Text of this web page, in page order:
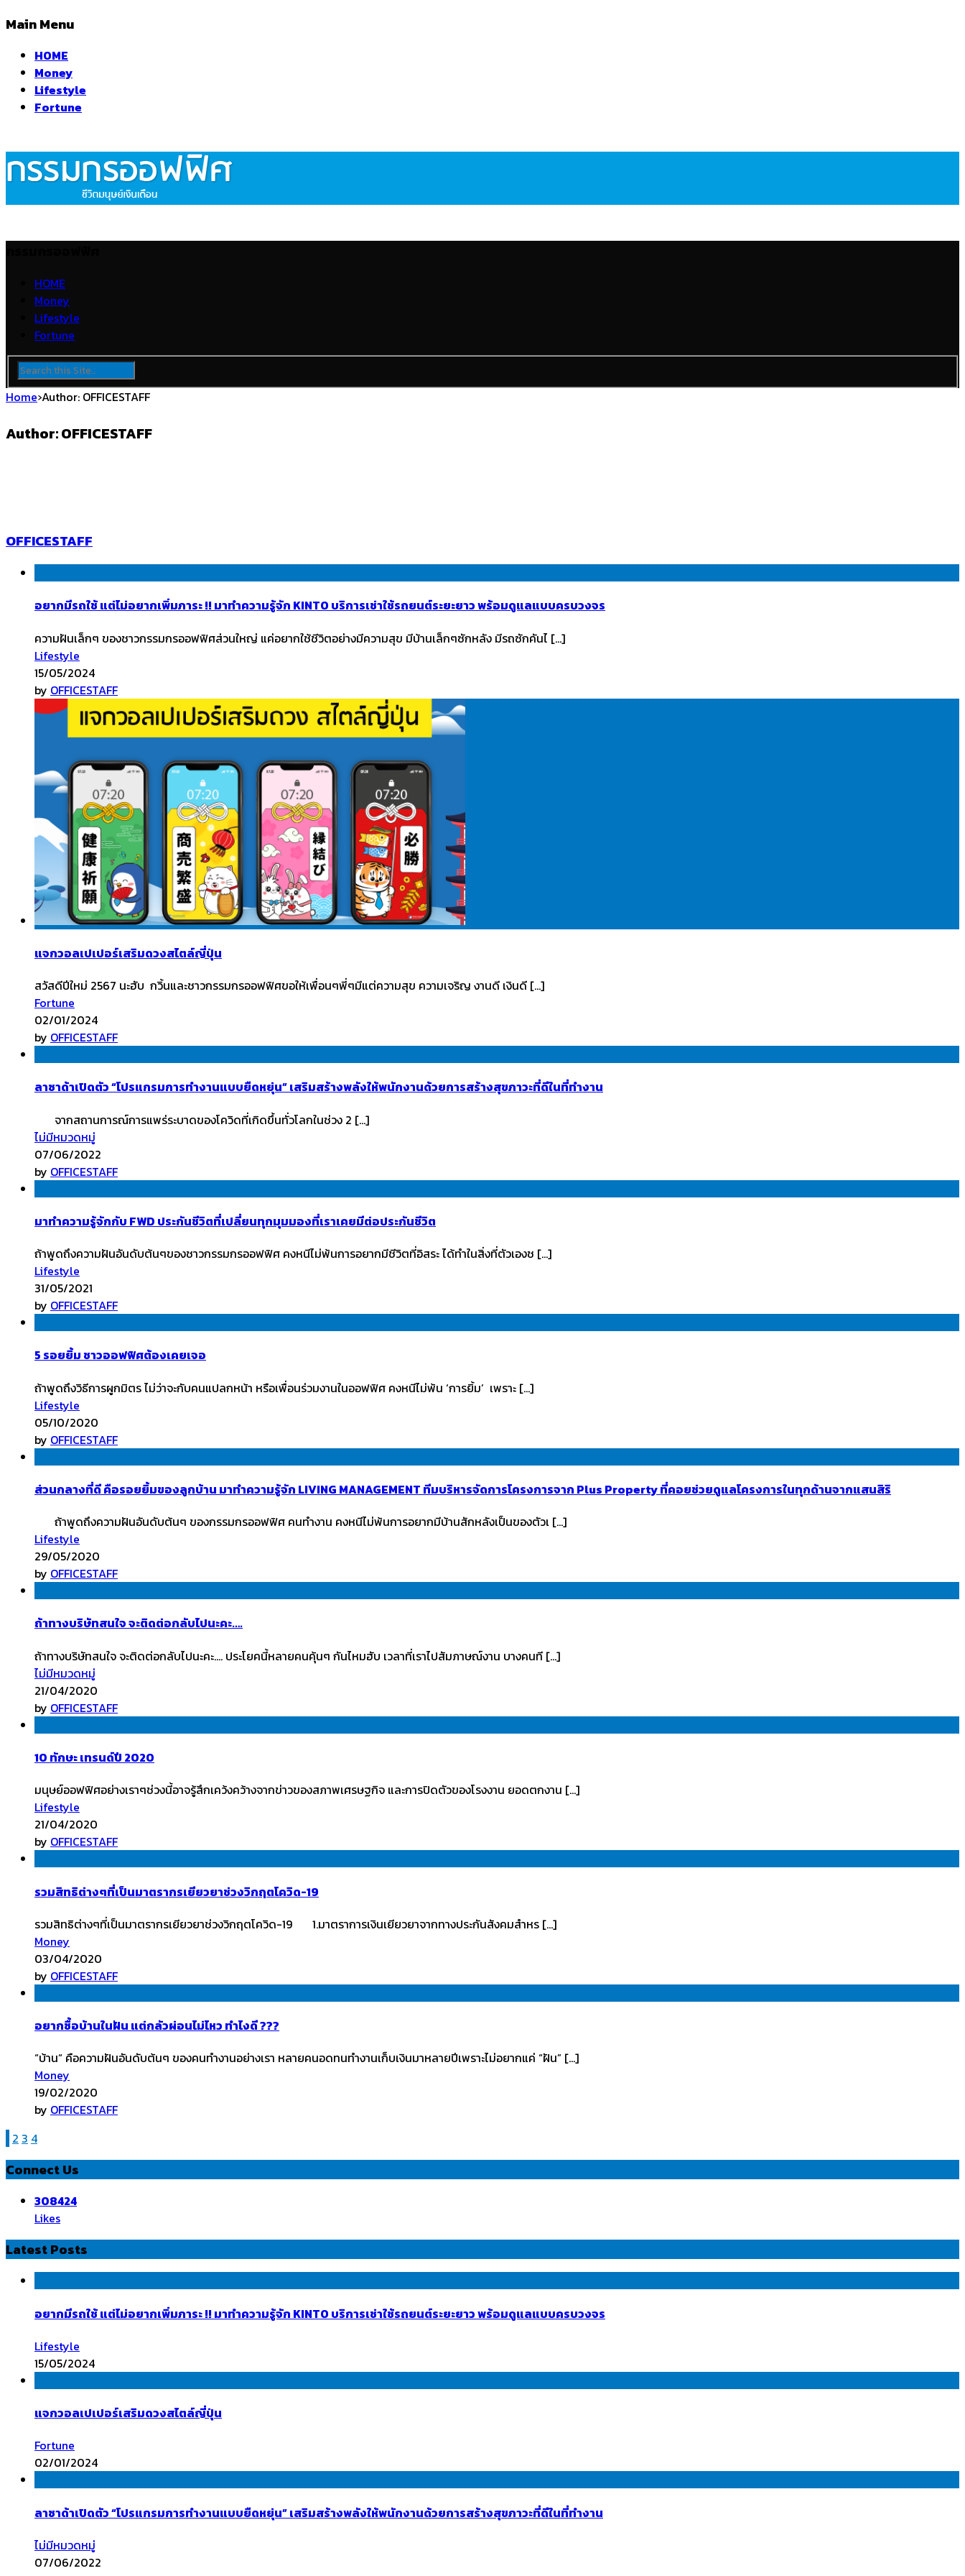
Main Menu
HOME
Money
Lifestyle
Fortune
HOME
Money
Lifestyle
Fortune
Home›Author: OFFICESTAFF
Author: OFFICESTAFF
OFFICESTAFF
อยากมีรถใช้ แต่ไม่อยากเพิ่มภาระ !! มาทำความรู้จัก KINTO บริการเช่าใช้รถยนต์ระยะยาว พร้อมดูแลแบบครบวงจร
ความฝันเล็กๆ ของชาวกรรมกรออฟฟิศส่วนใหญ่ แค่อยากใช้ชีวิตอย่างมีความสุข มีบ้านเล็กๆซักหลัง มีรถซักคันไ […]
Lifestyle
15/05/2024
by OFFICESTAFF
แจกวอลเปเปอร์เสริมดวงสไตล์ญี่ปุ่น
สวัสดีปีใหม่ 2567 นะฮับ กวิ้นและชาวกรรมกรออฟฟิศขอให้เพื่อนๆพี่ๆมีแต่ความสุข ความเจริญ งานดี เงินดี […]
Fortune
02/01/2024
by OFFICESTAFF
ลาซาด้าเปิดตัว “โปรแกรมการทำงานแบบยืดหยุ่น” เสริมสร้างพลังให้พนักงานด้วยการสร้างสุขภาวะที่ดีในที่ทำงาน
จากสถานการณ์การแพร่ระบาดของโควิดที่เกิดขึ้นทั่วโลกในช่วง 2 […]
ไม่มีหมวดหมู่
07/06/2022
by OFFICESTAFF
มาทำความรู้จักกับ FWD ประกันชีวิตที่เปลี่ยนทุกมุมมองที่เราเคยมีต่อประกันชีวิต
ถ้าพูดถึงความฝันอันดับต้นๆของชาวกรรมกรออฟฟิศ คงหนีไม่พ้นการอยากมีชีวิตที่อิสระ ได้ทำในสิ่งที่ตัวเองช […]
Lifestyle
31/05/2021
by OFFICESTAFF
5 รอยยิ้ม ชาวออฟฟิศต้องเคยเจอ
ถ้าพูดถึงวิธีการผูกมิตร ไม่ว่าจะกับคนแปลกหน้า หรือเพื่อนร่วมงานในออฟฟิศ คงหนีไม่พ้น ‘การยิ้ม’ เพราะ […]
Lifestyle
05/10/2020
by OFFICESTAFF
ส่วนกลางที่ดี คือรอยยิ้มของลูกบ้าน มาทำความรู้จัก LIVING MANAGEMENT ทีมบริหารจัดการโครงการจาก Plus Property ที่คอยช่วยดูแลโครงการในทุกด้านจากแสนสิริ
ถ้าพูดถึงความฝันอันดับต้นๆ ของกรรมกรออฟฟิศ คนทำงาน คงหนีไม่พ้นการอยากมีบ้านสักหลังเป็นของตัวเ […]
Lifestyle
29/05/2020
by OFFICESTAFF
ถ้าทางบริษัทสนใจ จะติดต่อกลับไปนะคะ….
ถ้าทางบริษัทสนใจ จะติดต่อกลับไปนะคะ…. ประโยคนี้หลายคนคุ้นๆ กันไหมฮับ เวลาที่เราไปสัมภาษณ์งาน บางคนที […]
ไม่มีหมวดหมู่
21/04/2020
by OFFICESTAFF
10 ทักษะ เทรนด์ปี 2020
มนุษย์ออฟฟิศอย่างเราๆช่วงนี้อาจรู้สึกเคว้งคว้างจากข่าวของสภาพเศรษฐกิจ และการปิดตัวของโรงงาน ยอดตกงาน […]
Lifestyle
21/04/2020
by OFFICESTAFF
รวมสิทธิต่างๆที่เป็นมาตรากรเยียวยาช่วงวิกฤตโควิด-19
รวมสิทธิต่างๆที่เป็นมาตรากรเยียวยาช่วงวิกฤตโควิด-19 1.มาตราการเงินเยียวยาจากทางประกันสังคมสำหร […]
Money
03/04/2020
by OFFICESTAFF
อยากซื้อบ้านในฝัน แต่กลัวผ่อนไม่ไหว ทำไงดี ???
“บ้าน“ คือความฝันอันดับต้นๆ ของคนทำงานอย่างเรา หลายคนอดทนทำงานเก็บเงินมาหลายปีเพราะไม่อยากแค่ “ฝัน” […]
Money
19/02/2020
by OFFICESTAFF
2 3 4
Connect Us
308424
Likes
Latest Posts
อยากมีรถใช้ แต่ไม่อยากเพิ่มภาระ !! มาทำความรู้จัก KINTO บริการเช่าใช้รถยนต์ระยะยาว พร้อมดูแลแบบครบวงจร
Lifestyle
15/05/2024
แจกวอลเปเปอร์เสริมดวงสไตล์ญี่ปุ่น
Fortune
02/01/2024
ลาซาด้าเปิดตัว “โปรแกรมการทำงานแบบยืดหยุ่น” เสริมสร้างพลังให้พนักงานด้วยการสร้างสุขภาวะที่ดีในที่ทำงาน
ไม่มีหมวดหมู่
07/06/2022